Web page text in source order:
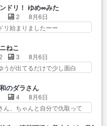
っしーの過去が入るから
層感動する… てっしーの
入るからより一層感動す
層感動する… てっしーの
入るからより一層感動す
よいよコミティアだね。
無事泣かさ…
ドフィンガーシリ… アリ
年後に結婚の約束をした鏡ず
ジノスタッフ募集するも
ない更に追… 王命でクル
強の村人・鏡との出会い
は変わった… やはり何か
過去がありそうな。鏡の
やね姫を舐… 新キャラが
々変態扱いされてる件。
だまだお元気そうなお声
意打ち過…
ドリ！ ゆめ∞みた
2
8月6日
リ始まりましたーー
ゃ情緒不安定になってて
回復を見守っていかない
すね！！み… 開幕聞き取
ッフに定治いなかった？
ったりする… ビオラの立
害悪すぎるお近づきの印
律っちゃん明るくなった
ねこ
3
8月6日
うが出てるだけで少し面白
れる強制百合を期待
グマドンってなんな
人見知りっぽい… なんな
タ0じゃなかったかこんな回
のダラさん
4
8月6日
ん、ちゃんと自分で仇取って